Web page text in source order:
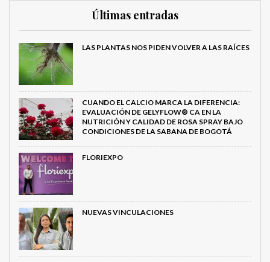
Últimas entradas
LAS PLANTAS NOS PIDEN VOLVER A LAS RAÍCES
CUANDO EL CALCIO MARCA LA DIFERENCIA:
EVALUACIÓN DE GELYFLOW® CA EN LA
NUTRICIÓN Y CALIDAD DE ROSA SPRAY BAJO
CONDICIONES DE LA SABANA DE BOGOTÁ
FLORIEXPO
NUEVAS VINCULACIONES